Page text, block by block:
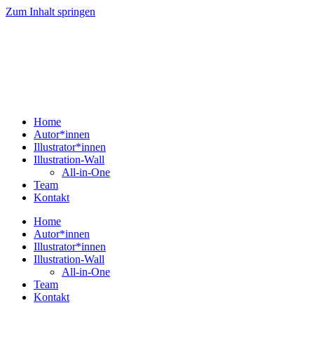
Zum Inhalt springen
Home
Autor*innen
Illustrator*innen
Illustration-Wall
All-in-One
Team
Kontakt
Home
Autor*innen
Illustrator*innen
Illustration-Wall
All-in-One
Team
Kontakt